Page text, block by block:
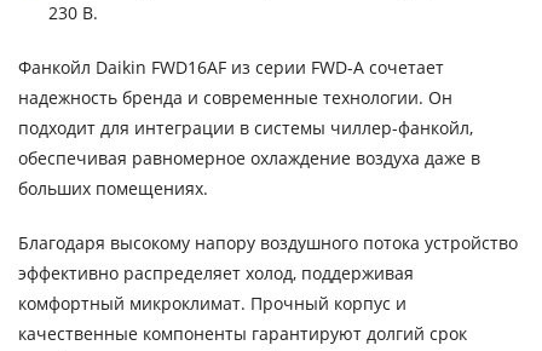
230 В.
Фанкойл Daikin FWD16AF из серии FWD-A сочетает
надежность бренда и современные технологии. Он
подходит для интеграции в системы чиллер-фанкойл,
обеспечивая равномерное охлаждение воздуха даже в
больших помещениях.
Благодаря высокому напору воздушного потока устройство
эффективно распределяет холод, поддерживая
комфортный микроклимат. Прочный корпус и
качественные компоненты гарантируют долгий срок